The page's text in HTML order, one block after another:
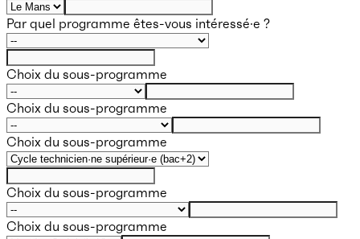
Par quel programme êtes-vous intéressé·e ?
Choix du sous-programme
Choix du sous-programme
Choix du sous-programme
Choix du sous-programme
Choix du sous-programme